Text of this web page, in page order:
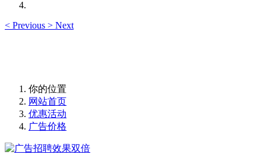
< Previous > Next
你的位置
网站首页
优惠活动
广告价格